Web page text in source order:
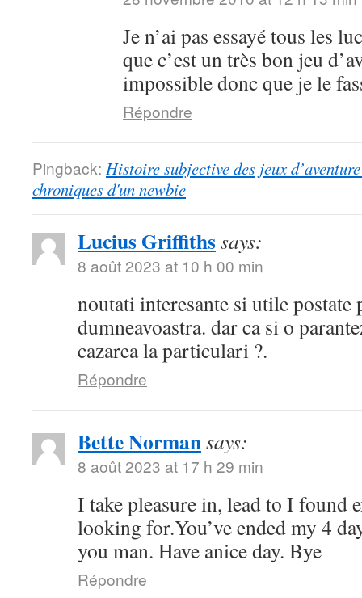
Je n’ai pas essayé tous les
que c’est un très bon jeu
impossible donc que je le
Répondre
Pingback: Histoire subjective des jeux
chroniques d'un newbie
Lucius Griffithssays:
8 août 2023 at 10 h 00 min
noutati interesante si utile postate
dumneavoastra. dar ca si o
cazarea la particulari ?.
Répondre
Bette Normansays:
8 août 2023 at 17 h 29 min
I take pleasure in, lead to I found
looking for.You’ve ended my 4
you man. Have anice day. Bye
Répondre